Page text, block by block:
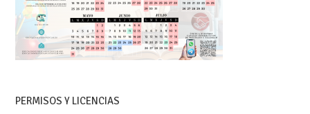
PERMISOS Y LICENCIAS